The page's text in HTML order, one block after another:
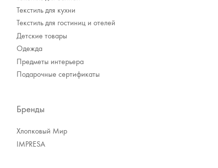
Текстиль для кухни
Текстиль для гостиниц и отелей
Детские товары
Одежда
Предметы интерьера
Подарочные сертификаты
Бренды
Хлопковый Мир
IMPRESA